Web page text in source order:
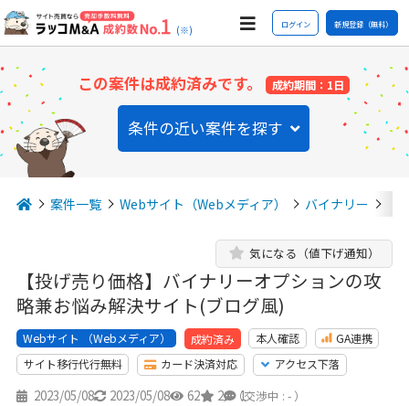
(※) ログイン 新規登録（無料）
この案件は成約済みです。 成約期間：1日
条件の近い案件を探す
案件一覧 Webサイト（Webメディア） バイナリー
【投げ売り価格】バイナリーオプションの攻
略兼お悩み解決サイト(ブログ風)
気になる（値下げ通知）
Webサイト （Webメディア） 成約済み 本人確認
GA連携
サイト移行代行無料
カード決済対応 アクセス下落
2023/05/08 2023/05/08 62 2 1
（交渉中 : - ）